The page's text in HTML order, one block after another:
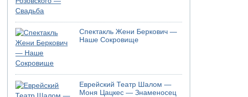
Хуситы сообщают об атаке по Саудовскому
танкеру
Левые активисты пытались ворваться в офис
"Религиозного сионизма"
В Дубае поднимается дым над портом
05.08.2026 06:41
Еще один меморандум для Ирана
Спектакль Жени Беркович —
Наше Сокровище
Еврейский Театр Шалом —
Моня Цацкес — Знаменосец